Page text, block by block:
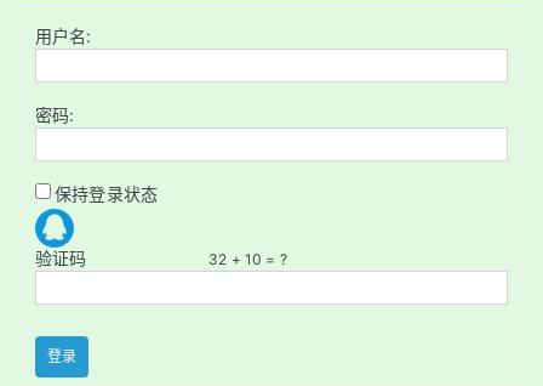
用户名:
密码:
保持登录状态
验证码 32 + 10 = ?
登录